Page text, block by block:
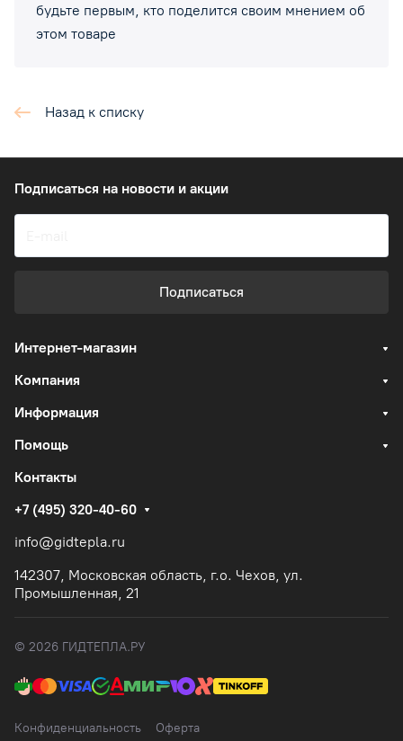
будьте первым, кто поделится своим мнением об
этом товаре
Назад к списку
Подписаться на новости и акции
Подписаться
Интернет-магазин
Компания
Информация
Помощь
Контакты
+7 (495) 320-40-60
info@gidtepla.ru
142307, Московская область, г.о. Чехов, ул.
Промышленная, 21
© 2026 ГИДТЕПЛА.РУ
Конфиденциальность Оферта